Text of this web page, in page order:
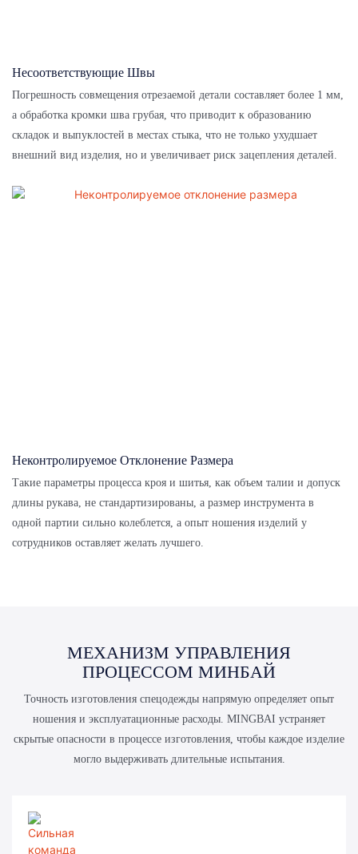
Несоответствующие Швы
Погрешность совмещения отрезаемой детали составляет более 1 мм,
а обработка кромки шва грубая, что приводит к образованию
складок и выпуклостей в местах стыка, что не только ухудшает
внешний вид изделия, но и увеличивает риск зацепления деталей.
Неконтролируемое Отклонение Размера
Такие параметры процесса кроя и шитья, как объем талии и допуск
длины рукава, не стандартизированы, а размер инструмента в
одной партии сильно колеблется, а опыт ношения изделий у
сотрудников оставляет желать лучшего.
МЕХАНИЗМ УПРАВЛЕНИЯ
ПРОЦЕССОМ МИНБАЙ
Точность изготовления спецодежды напрямую определяет опыт
ношения и эксплуатационные расходы. MINGBAI устраняет
скрытые опасности в процессе изготовления, чтобы каждое изделие
могло выдерживать длительные испытания.